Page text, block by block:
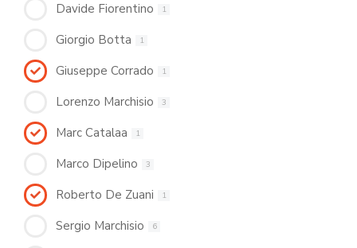
Davide Fiorentino 1
Giorgio Botta 1
Giuseppe Corrado 1
Lorenzo Marchisio 3
Marc Catalaa 1
Marco Dipelino 3
Roberto De Zuani 1
Sergio Marchisio 6